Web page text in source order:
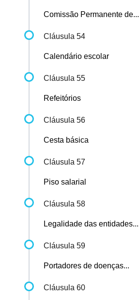
Comissão Permanente de...
Cláusula 54
Calendário escolar
Cláusula 55
Refeitórios
Cláusula 56
Cesta básica
Cláusula 57
Piso salarial
Cláusula 58
Legalidade das entidades...
Cláusula 59
Portadores de doenças...
Cláusula 60